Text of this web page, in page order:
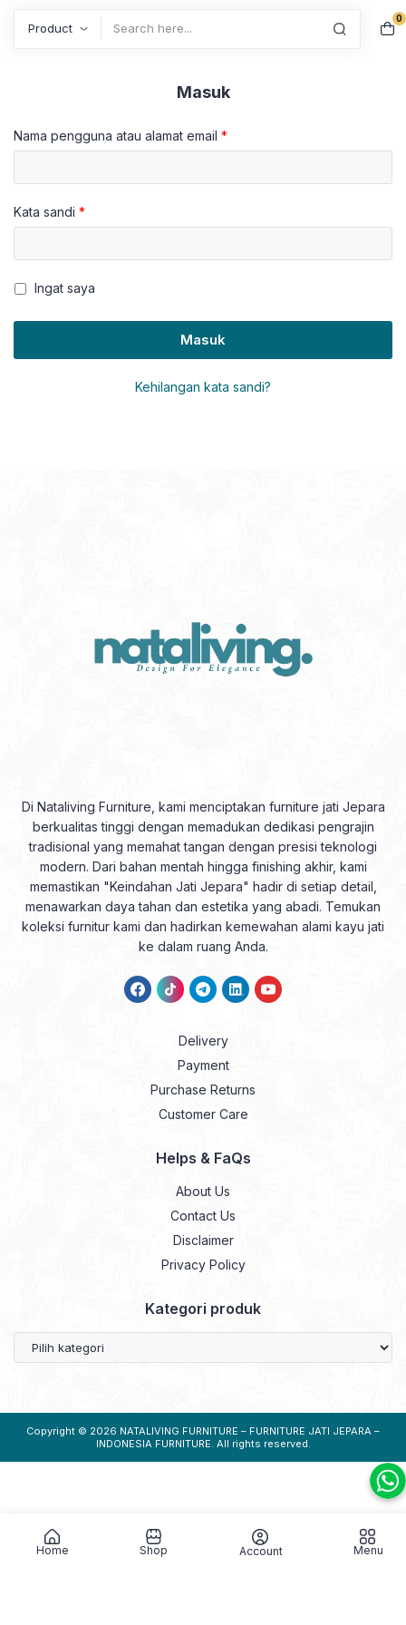
0
Masuk
Nama pengguna atau alamat email *
Kata sandi *
Ingat saya
Masuk
Kehilangan kata sandi?
Di Nataliving Furniture, kami menciptakan furniture jati Jepara
berkualitas tinggi dengan memadukan dedikasi pengrajin
tradisional yang memahat tangan dengan presisi teknologi
modern. Dari bahan mentah hingga finishing akhir, kami
memastikan "Keindahan Jati Jepara" hadir di setiap detail,
menawarkan daya tahan dan estetika yang abadi. Temukan
koleksi furnitur kami dan hadirkan kemewahan alami kayu jati
ke dalam ruang Anda.
Delivery
Payment
Purchase Returns
Customer Care
Helps & FaQs
About Us
Contact Us
Disclaimer
Privacy Policy
Kategori produk
Copyright © 2026 NATALIVING FURNITURE – FURNITURE JATI JEPARA –
INDONESIA FURNITURE. All rights reserved.
Home Shop Account Menu